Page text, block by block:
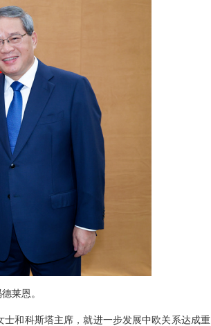
莱恩。
和科斯塔主席，就进一步发展中欧关系达成重